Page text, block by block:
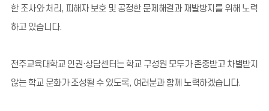
한 조사와 처리, 피해자 보호 및 공정한 문제해결과 재발방지를 위해 노력
하고 있습니다.
전주교육대학교 인권·상담센터는 학교 구성원 모두가 존중받고 차별받지
않는 학교 문화가 조성될 수 있도록, 여러분과 함께 노력하겠습니다.